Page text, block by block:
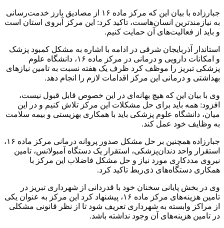
جبارزاده با بیان این که مرکز ماده ۱۶ از مصادیق بارز خدمت‌رسانی
به نیازمندترین انسان‌هاست، تاکید کرد: این مرکز آبروی استان است
و باید از فعالیت‌های آن حمایت کنیم.
استاندار آذربایجان شرقی در ادامه با اشاره به مشکل کمبود پزشک
و امکانات دارویی و درمانی در مرکز ماده ۱۶، دانشگاه علوم
پزشکی تبریز را موظف کرد ظرف یک هفته نسبت به تامین نیازهای
بهداشتی و درمانی این مرکز اقدامات لازم را انجام دهد.
وی با بیان این که هیچ بهانه‌ای در این خصوص قابل قبول نیست،
افزود: همه باید برای حل مشکلات این مرکز تلاش کنیم و در این
میان، دانشگاه علوم پزشکی باید با همکاری بهزیستی و بیمه سلامت
به وظایف خود عمل کند.
جبارزاده همچنین بر حل مشکل صدور پروانه درمانی مرکز ماده ۱۶،
استقرار واحد دندان‌پزشکی، استقرار یک دستگاه آمبولانس، تامین
نیروی مددکاری مورد نیاز و حل مشکل فاضلاب این مرکز با
همکاری دستگاه‌های ذی‌ربط تاکید کرد.
وی در بخش پایانی سخنان خود با قدردانی از شهرداری تبریز در
تامین هزینه‌های مرکز ماده ۱۶، پیشنهاد کرد این مرکز به عنوان یکی
از مراکز وابسته به شهرداری تعریف شود تا از نظر قانونی مشکلی
در تامین هزینه‌های آن وجود نداشته باشد.